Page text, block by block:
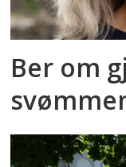
Ber om